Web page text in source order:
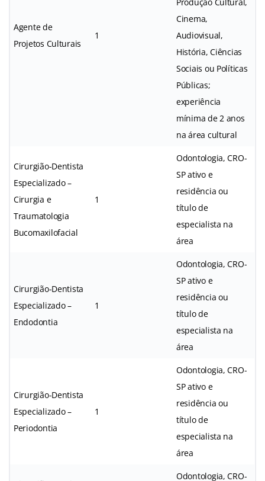
Agente de
Projetos Culturais
1
Cinema,
Audiovisual,
História, Ciências
Sociais ou Políticas
Públicas;
experiência
mínima de 2 anos
na área cultural
Cirurgião-Dentista
Especializado –
Cirurgia e
Traumatologia
Bucomaxilofacial
1
Odontologia, CRO-
SP ativo e
residência ou
título de
especialista na
área
Cirurgião-Dentista
Especializado –
Endodontia
1
Odontologia, CRO-
SP ativo e
residência ou
título de
especialista na
área
Cirurgião-Dentista
Especializado –
Periodontia
1
Odontologia, CRO-
SP ativo e
residência ou
título de
especialista na
área
Odontologia, CRO-